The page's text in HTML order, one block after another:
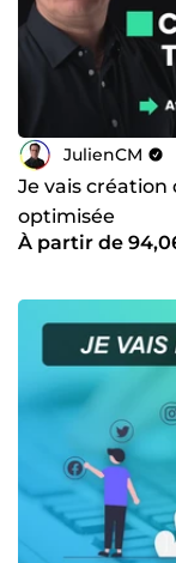
JulienCM
Je vais création
optimisée
À partir de